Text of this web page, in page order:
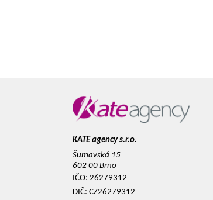
KATE agency s.r.o.
Šumavská 15
602 00 Brno
IČO: 26279312
DIČ: CZ26279312